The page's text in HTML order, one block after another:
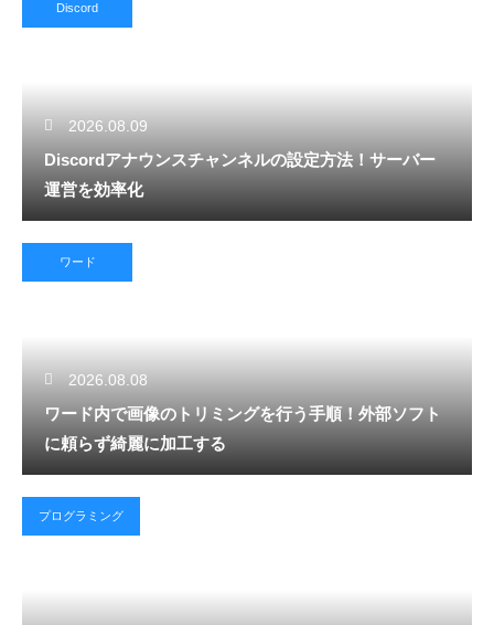
Discord
2026.08.09
Discordアナウンスチャンネルの設定方法！サーバー
運営を効率化
ワード
2026.08.08
ワード内で画像のトリミングを行う手順！外部ソフト
に頼らず綺麗に加工する
プログラミング